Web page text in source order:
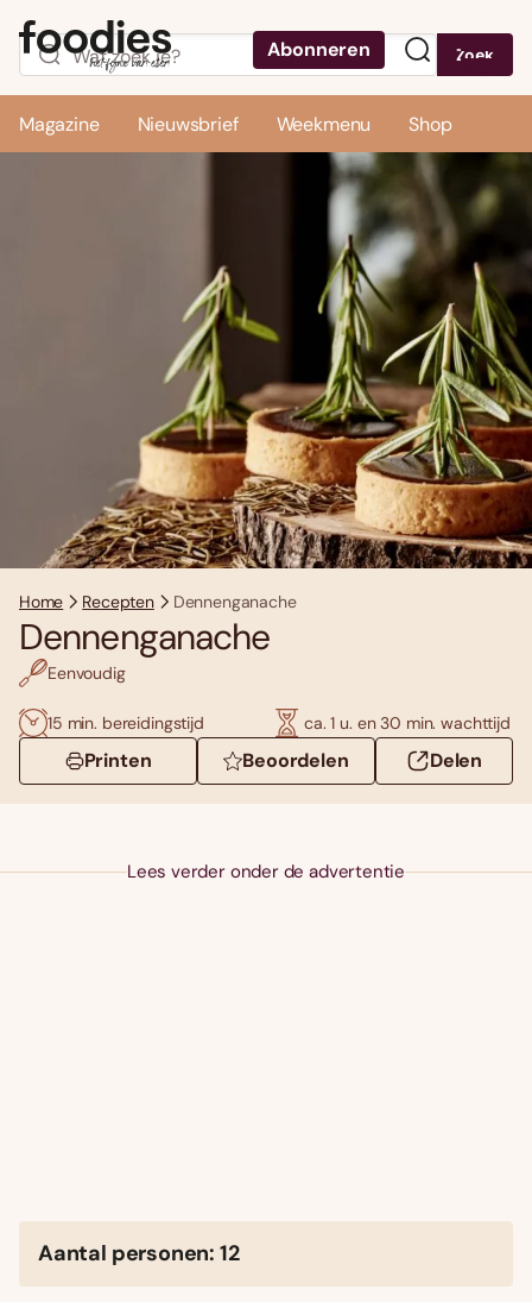
Abonneren Zoek
Magazine Nieuwsbrief Weekmenu Shop
Home Recepten Dennenganache
Dennenganache
Eenvoudig
15 min. bereidingstijd ca. 1 u. en 30 min. wachttijd
Printen Beoordelen Delen
Lees verder onder de advertentie
Aantal personen: 12